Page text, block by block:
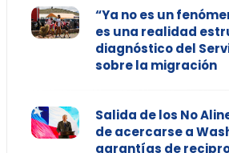
“Ya no es un
es una realidad
diagnóstico del
sobre la migración
Salida de los No
de acercarse a
garantías de